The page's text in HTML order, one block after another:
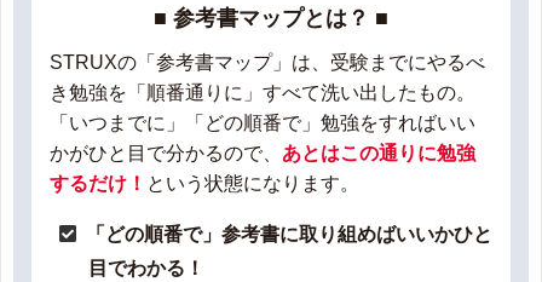
■ 参考書マップとは？ ■
STRUXの「参考書マップ」は、受験までにやるべ
き勉強を「順番通りに」すべて洗い出したもの。
「いつまでに」「どの順番で」勉強をすればいい
かがひと目で分かるので、 あとはこの通りに勉強
するだけ！ という状態になります。
「どの順番で」参考書に取り組めばいいかひと
目でわかる！